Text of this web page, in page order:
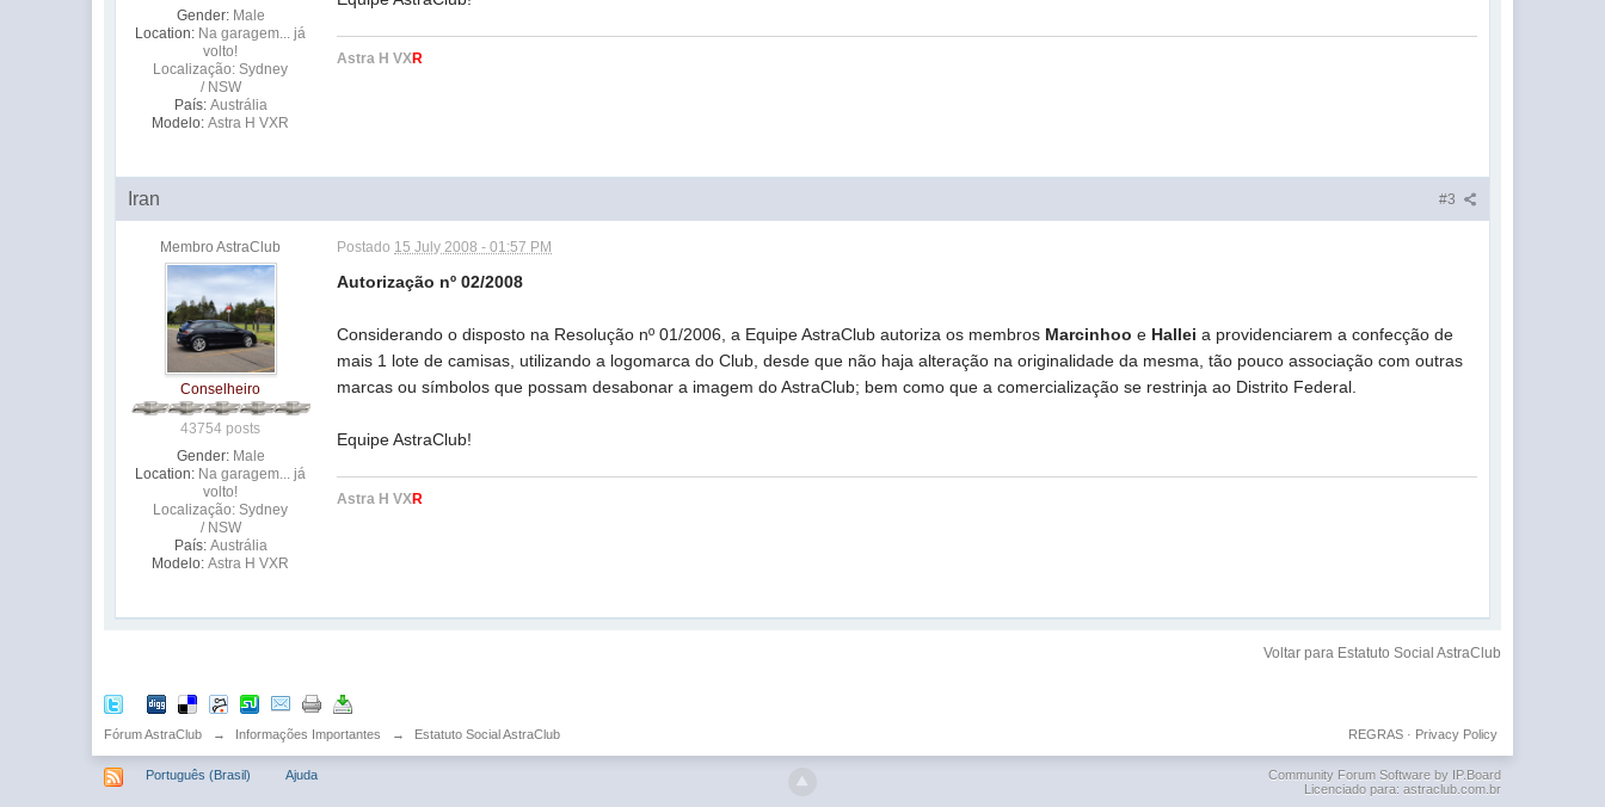
Gender: Male
Location: Na garagem... já
volto!
Localização: Sydney
/ NSW
País: Austrália
Modelo: Astra H VXR
Astra H VXR
#3
Iran
Membro AstraClub
Conselheiro
43754 posts
Gender: Male
Location: Na garagem... já
volto!
Localização: Sydney
/ NSW
País: Austrália
Modelo: Astra H VXR
Postado 15 July 2008 - 01:57 PM
Autorização nº 02/2008
Considerando o disposto na Resolução nº 01/2006, a Equipe AstraClub autoriza os membros Marcinhoo e Hallei a providenciarem a confecção de
mais 1 lote de camisas, utilizando a logomarca do Club, desde que não haja alteração na originalidade da mesma, tão pouco associação com outras
marcas ou símbolos que possam desabonar a imagem do AstraClub; bem como que a comercialização se restrinja ao Distrito Federal.
Equipe AstraClub!
Astra H VXR
Voltar para Estatuto Social AstraClub
Fórum AstraClub → Informações Importantes → Estatuto Social AstraClub Privacy Policy
REGRAS·
Português (Brasil) Ajuda
Community Forum Software by IP.Board
Licenciado para: astraclub.com.br